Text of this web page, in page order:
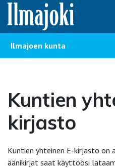
Hyppää sisältöön
Ilmajoen kunta
Kuntien
kirjasto
Kuntien yhteinen E-kirjasto on
äänikirjat saat käyttöösi